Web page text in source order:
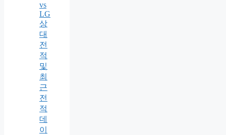
vs
LG
상
대
전
적
및
최
근
전
적
데
이